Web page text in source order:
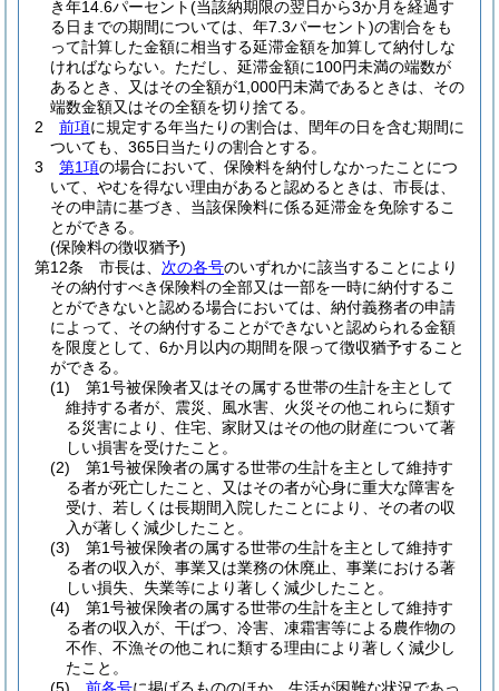
き年14.6パーセント(当該納期限の翌日から3か月を経過す
る日までの期間については、年7.3パーセント)の割合をも
って計算した金額に相当する延滞金額を加算して納付しな
ければならない。 ただし、延滞金額に100円未満の端数が
あるとき、又はその全額が1,000円未満であるときは、その
端数金額又はその全額を切り捨てる。
2
前項に規定する年当たりの割合は、閏年の日を含む期間に
ついても、365日当たりの割合とする。
3
第1項の場合において、保険料を納付しなかったことにつ
いて、やむを得ない理由があると認めるときは、市長は、
その申請に基づき、当該保険料に係る延滞金を免除するこ
とができる。
(保険料の徴収猶予)
第12条
市長は、 次の各号のいずれかに該当することにより
その納付すべき保険料の全部又は一部を一時に納付するこ
とができないと認める場合においては、納付義務者の申請
によって、その納付することができないと認められる金額
を限度として、6か月以内の期間を限って徴収猶予すること
ができる。
(1)
第1号被保険者又はその属する世帯の生計を主として
維持する者が、震災、風水害、火災その他これらに類す
る災害により、住宅、家財又はその他の財産について著
しい損害を受けたこと。
(2)
第1号被保険者の属する世帯の生計を主として維持す
る者が死亡したこと、又はその者が心身に重大な障害を
受け、若しくは長期間入院したことにより、その者の収
入が著しく減少したこと。
(3)
第1号被保険者の属する世帯の生計を主として維持す
る者の収入が、事業又は業務の休廃止、事業における著
しい損失、失業等により著しく減少したこと。
(4)
第1号被保険者の属する世帯の生計を主として維持す
る者の収入が、干ばつ、冷害、凍霜害等による農作物の
不作、不漁その他これに類する理由により著しく減少し
たこと。